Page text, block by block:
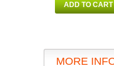
ADD TO CART
MORE